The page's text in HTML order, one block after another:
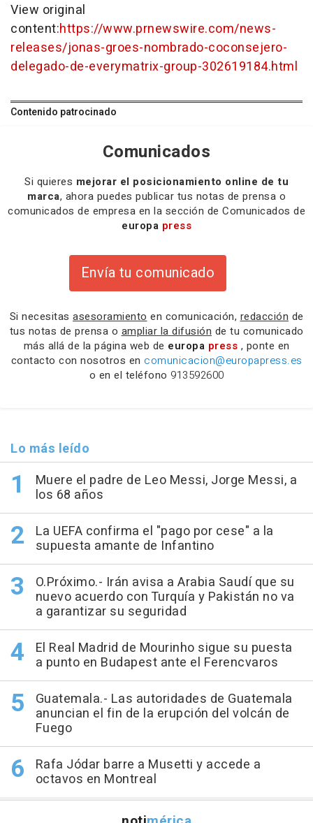
View original
content:https://www.prnewswire.com/news-
releases/jonas-groes-nombrado-coconsejero-
delegado-de-everymatrix-group-302619184.html
Contenido patrocinado
Comunicados
Si quieres mejorar el posicionamiento online de tu
marca, ahora puedes publicar tus notas de prensa o
comunicados de empresa en la sección de Comunicados de
europa press
Envía tu comunicado
Si necesitas asesoramiento en comunicación, redacción de
tus notas de prensa o ampliar la difusión de tu comunicado
más allá de la página web de europa press , ponte en
contacto con nosotros en comunicacion@europapress.es
o en el teléfono 913592600
Lo más leído
Muere el padre de Leo Messi, Jorge Messi, a
los 68 años
La UEFA confirma el "pago por cese" a la
supuesta amante de Infantino
O.Próximo.- Irán avisa a Arabia Saudí que su
nuevo acuerdo con Turquía y Pakistán no va
a garantizar su seguridad
El Real Madrid de Mourinho sigue su puesta
a punto en Budapest ante el Ferencvaros
Guatemala.- Las autoridades de Guatemala
anuncian el fin de la erupción del volcán de
Fuego
Rafa Jódar barre a Musetti y accede a
octavos en Montreal